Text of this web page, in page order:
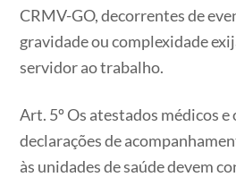
CRMV-GO, decorrentes de
gravidade ou complexidade
servidor ao trabalho.
Art. 5º Os atestados médicos
declarações de
às unidades de saúde devem